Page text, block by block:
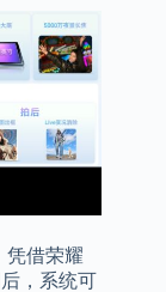
凭借荣耀
，系统可